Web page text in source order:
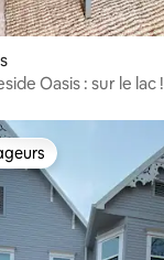
Oasis : sur le lac !